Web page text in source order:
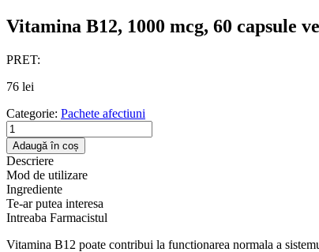
Vitamina B12, 1000 mcg, 60 capsule
PRET:
76 lei
Categorie: Pachete afectiuni
Cantitate
Vitamina
B12,
1000
mcg,
60
capsule
vegetale,
Vitaking
Adaugă în coș
Descriere
Mod de utilizare
Ingrediente
Te-ar putea interesa
Intreaba Farmacistul
Vitamina B12 poate contribui la functionarea normala a